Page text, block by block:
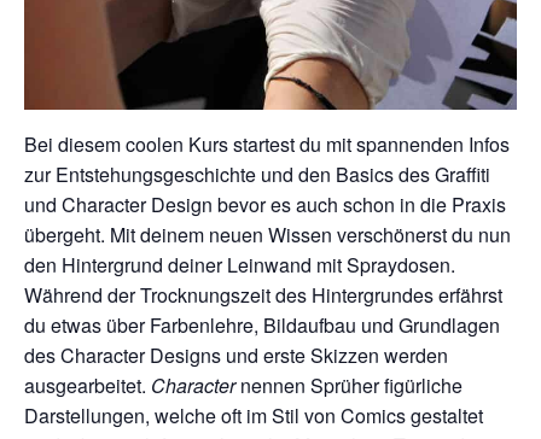
Bei diesem coolen Kurs startest du mit spannenden Infos
zur Entstehungsgeschichte und den Basics des Graffiti
und Character Design bevor es auch schon in die Praxis
übergeht. Mit deinem neuen Wissen verschönerst du nun
den Hintergrund deiner Leinwand mit Spraydosen.
Während der Trocknungszeit des Hintergrundes erfährst
du etwas über Farbenlehre, Bildaufbau und Grundlagen
des Character Designs und erste Skizzen werden
ausgearbeitet. Characternennen Sprüher figürliche
Darstellungen, welche oft im Stil von Comics gestaltet